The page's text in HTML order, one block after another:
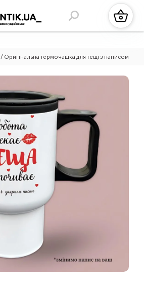
/ Оригінальна термочашка для тещі з написом